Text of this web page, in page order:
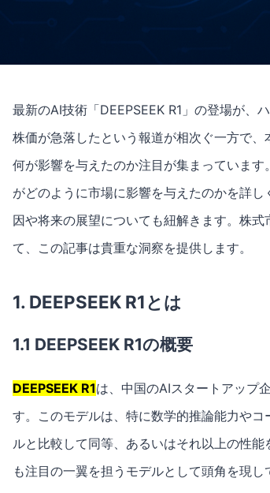
最新のAI技術「DEEPSEEK R1」の登場が、
株価が急落したという報道が相次ぐ一方で
何が影響を与えたのか注目が集まっていま
がどのように市場に影響を与えたのかを詳
因や将来の展望についても紐解きます。株
て、この記事は貴重な洞察を提供します。
1. DEEPSEEK R1とは
1.1 DEEPSEEK R1の概要
DEEPSEEK R1は、中国のAIスタートアップ
す。このモデルは、特に数学的推論能力や
ルと比較して同等、あるいはそれ以上の性
も注目の一翼を担うモデルとして頭角を現し